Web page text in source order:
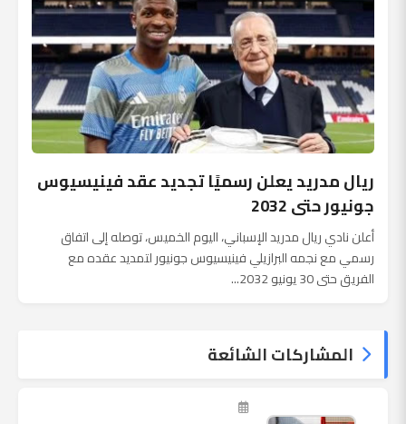
ريال مدريد يعلن رسميًا تجديد عقد فينيسيوس
جونيور حتى 2032
أعلن نادي ريال مدريد الإسباني، اليوم الخميس، توصله إلى اتفاق
رسمي مع نجمه البرازيلي فينيسيوس جونيور لتمديد عقده مع
الفريق حتى 30 يونيو 2032...
المشاركات الشائعة